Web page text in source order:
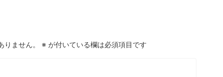
ません。 ※ が付いている欄は必須項目です